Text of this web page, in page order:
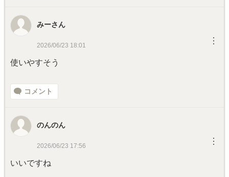
みーさん
2026/06/23 18:01 ︙
使いやすそう
コメント
のんのん
2026/06/23 17:56 ︙
いいですね